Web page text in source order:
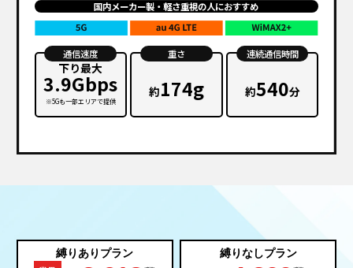
国内メーカー製・軽さ重視の人におすすめ
通信速度
下り最大
3.9Gbps
※5Gも一部エリアで提供
重さ
約174g
連続通信時間
約540分
縛りありプラン 縛りなしプラン